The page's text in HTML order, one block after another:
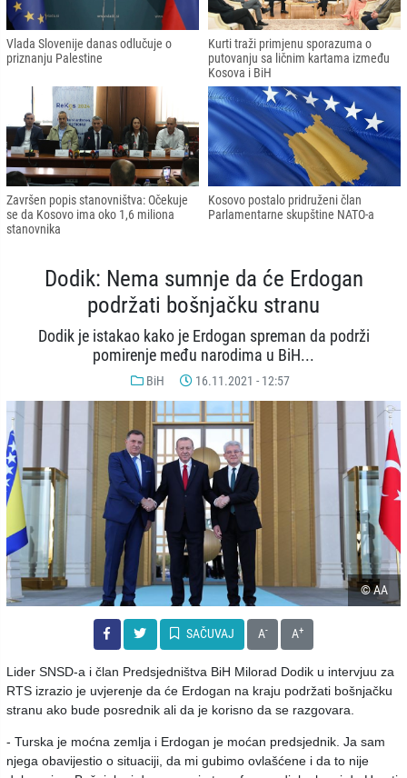
Vlada Slovenije danas odlučuje o
priznanju Palestine
Kurti traži primjenu sporazuma o
putovanju sa ličnim kartama između
Kosova i BiH
Završen popis stanovništva: Očekuje
se da Kosovo ima oko 1,6 miliona
stanovnika
Kosovo postalo pridruženi član
Parlamentarne skupštine NATO-a
Dodik: Nema sumnje da će Erdogan
podržati bošnjačku stranu
Dodik je istakao kako je Erdogan spreman da podrži
pomirenje među narodima u BiH...
BiH 16.11.2021 - 12:57
© AA
SAČUVAJ A- A+
Lider SNSD-a i član Predsjedništva BiH Milorad Dodik u intervjuu za
RTS izrazio je uvjerenje da će Erdogan na kraju podržati bošnjačku
stranu ako bude posrednik ali da je korisno da se razgovara.
- Turska je moćna zemlja i Erdogan je moćan predsjednik. Ja sam
njega obavijestio o situaciji, da mi gubimo ovlašćene i da to nije